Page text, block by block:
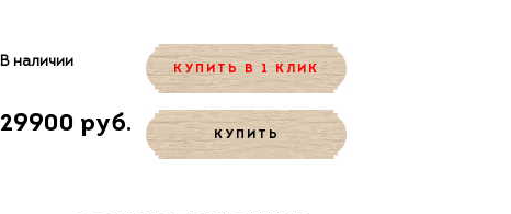
В наличии
29900 руб.
КУПИТЬ В 1 КЛИК
КУПИТЬ